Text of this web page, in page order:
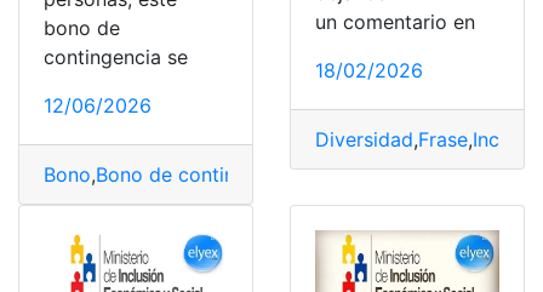
bono de
contingencia se
12/06/2026
Bono,Bono de contingencia,Bono de Protección
un comentario en
18/02/2026
Diversidad,Frase,